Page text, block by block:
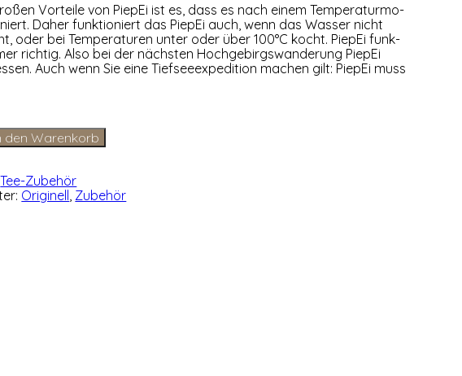
Vor­tei­le von Pie­pEi ist es, dass es nach einem Tem­pe­ra­tur­mo­
Daher funk­tio­niert das Pie­pEi auch, wenn das Was­ser nicht
oder bei Tem­pe­ra­tu­ren unter oder über 100°C kocht. Pie­pEi funk­
rich­tig. Also bei der nächs­ten Hoch­ge­birgs­wan­de­rung Pie­pEi
Auch wenn Sie eine Tief­see­ex­pe­di­ti­on machen gilt: Pie­pEi muss
den Warenkorb
Tee-Zubehör
Originell, Zubehör